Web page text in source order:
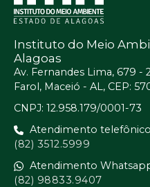
Instituto do Meio
Alagoas
Av. Fernandes Lima, 679 -
Farol, Maceió - AL, CEP:
CNPJ: 12.958.179/0001-73
Atendimento telefônico
(82) 3512.5999
Atendimento
(82) 98833.9407